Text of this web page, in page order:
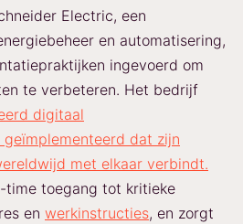
Electric, een
en automatisering,
ingevoerd om
te verbeteren. Het bedrijf
digitaal
dat zijn
met elkaar verbindt.
time toegang tot kritieke
en werkinstructies, en zorgt